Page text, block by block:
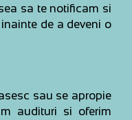
sa te notificam si
de a deveni o
sau se apropie
audituri si oferim